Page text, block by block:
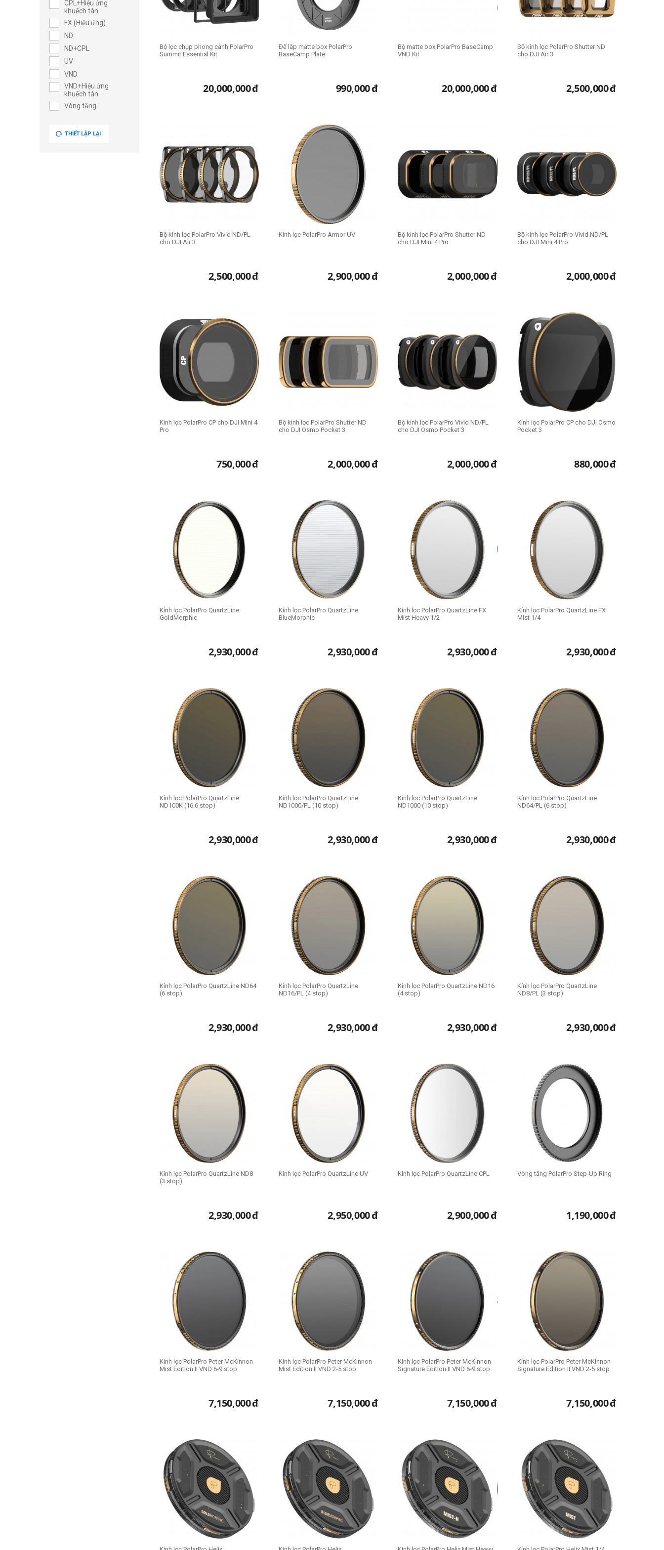
CPL+Hiệu ứng
khuếch tán
FX (Hiệu ứng)
ND
ND+CPL
UV
VND
VND+Hiệu ứng
khuếch tán
Vòng tăng
THIẾT LẬP LẠI
Bộ lọc chụp phong cảnh PolarPro
Summit Essential Kit
20,000,000đ
Đế lắp matte box PolarPro
BaseCamp Plate
990,000đ
Bộ matte box PolarPro BaseCamp
VND Kit
20,000,000đ
Bộ kính lọc PolarPro Shutter ND
cho DJI Air 3
2,500,000đ
Bộ kính lọc PolarPro Vivid ND/PL
cho DJI Air 3
2,500,000đ
Kính lọc PolarPro Armor UV
2,900,000đ
Bộ kính lọc PolarPro Shutter ND
cho DJI Mini 4 Pro
2,000,000đ
Bộ kính lọc PolarPro Vivid ND/PL
cho DJI Mini 4 Pro
2,000,000đ
Kính lọc PolarPro CP cho DJI Mini 4
Pro
750,000đ
Bộ kính lọc PolarPro Shutter ND
cho DJI Osmo Pocket 3
2,000,000đ
Bộ kính lọc PolarPro Vivid ND/PL
cho DJI Osmo Pocket 3
2,000,000đ
Kính lọc PolarPro CP cho DJI Osmo
Pocket 3
880,000đ
Kính lọc PolarPro QuartzLine
GoldMorphic
2,930,000đ
Kính lọc PolarPro QuartzLine
BlueMorphic
2,930,000đ
Kính lọc PolarPro QuartzLine FX
Mist Heavy 1/2
2,930,000đ
Kính lọc PolarPro QuartzLine FX
Mist 1/4
2,930,000đ
Kính lọc PolarPro QuartzLine
ND100K (16.6 stop)
2,930,000đ
Kính lọc PolarPro QuartzLine
ND1000/PL (10 stop)
2,930,000đ
Kính lọc PolarPro QuartzLine
ND1000 (10 stop)
2,930,000đ
Kính lọc PolarPro QuartzLine
ND64/PL (6 stop)
2,930,000đ
Kính lọc PolarPro QuartzLine ND64
(6 stop)
2,930,000đ
Kính lọc PolarPro QuartzLine
ND16/PL (4 stop)
2,930,000đ
Kính lọc PolarPro QuartzLine ND16
(4 stop)
2,930,000đ
Kính lọc PolarPro QuartzLine
ND8/PL (3 stop)
2,930,000đ
Kính lọc PolarPro QuartzLine ND8
(3 stop)
2,930,000đ
Kính lọc PolarPro QuartzLine UV
2,950,000đ
Kính lọc PolarPro QuartzLine CPL
2,900,000đ
Vòng tăng PolarPro Step-Up Ring
1,190,000đ
Kính lọc PolarPro Peter McKinnon
Mist Edition II VND 6-9 stop
7,150,000đ
Kính lọc PolarPro Peter McKinnon
Mist Edition II VND 2-5 stop
7,150,000đ
Kính lọc PolarPro Peter McKinnon
Signature Edition II VND 6-9 stop
7,150,000đ
Kính lọc PolarPro Peter McKinnon
Signature Edition II VND 2-5 stop
7,150,000đ